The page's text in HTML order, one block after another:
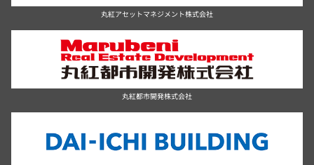
丸紅アセットマネジメント株式会社
丸紅都市開発株式会社